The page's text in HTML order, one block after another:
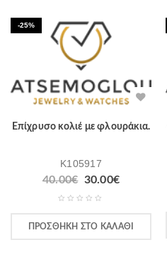
-25%
Επίχρυσο κολιέ με φλουράκια.
K105917
40.00€ 30.00€
ΠΡΟΣΘΉΚΗ ΣΤΟ ΚΑΛΆΘΙ